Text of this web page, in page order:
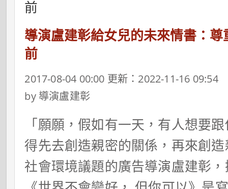
前
導演盧建彰給女兒的未來情書：
前
2017-08-04 00:00 更新：2022-11-16 09:54
by 導演盧建彰
「願願，假如有一天，有人想要
得先去創造親密的關係，再來創
社會環境議題的廣告導演盧建彰